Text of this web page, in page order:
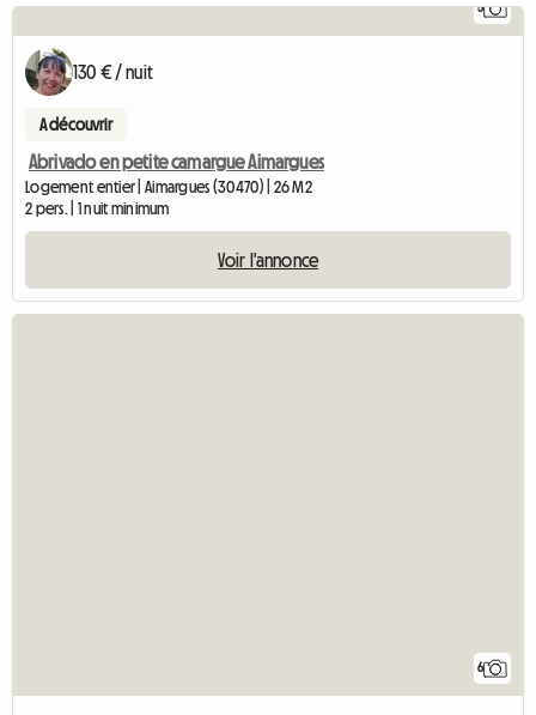
5
130 € / nuit
A découvrir
Abrivado en petite camargue Aimargues
Logement entier | Aimargues (30470) | 26 M2
2 pers. | 1 nuit minimum
Voir l'annonce
6